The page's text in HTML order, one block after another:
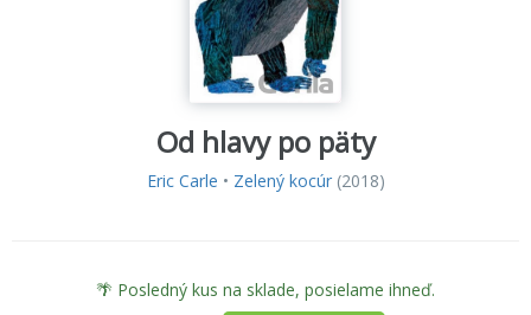
Od hlavy po päty
Eric Carle • Zelený kocúr(2018)
🌴 Posledný kus na sklade, posielame ihneď.